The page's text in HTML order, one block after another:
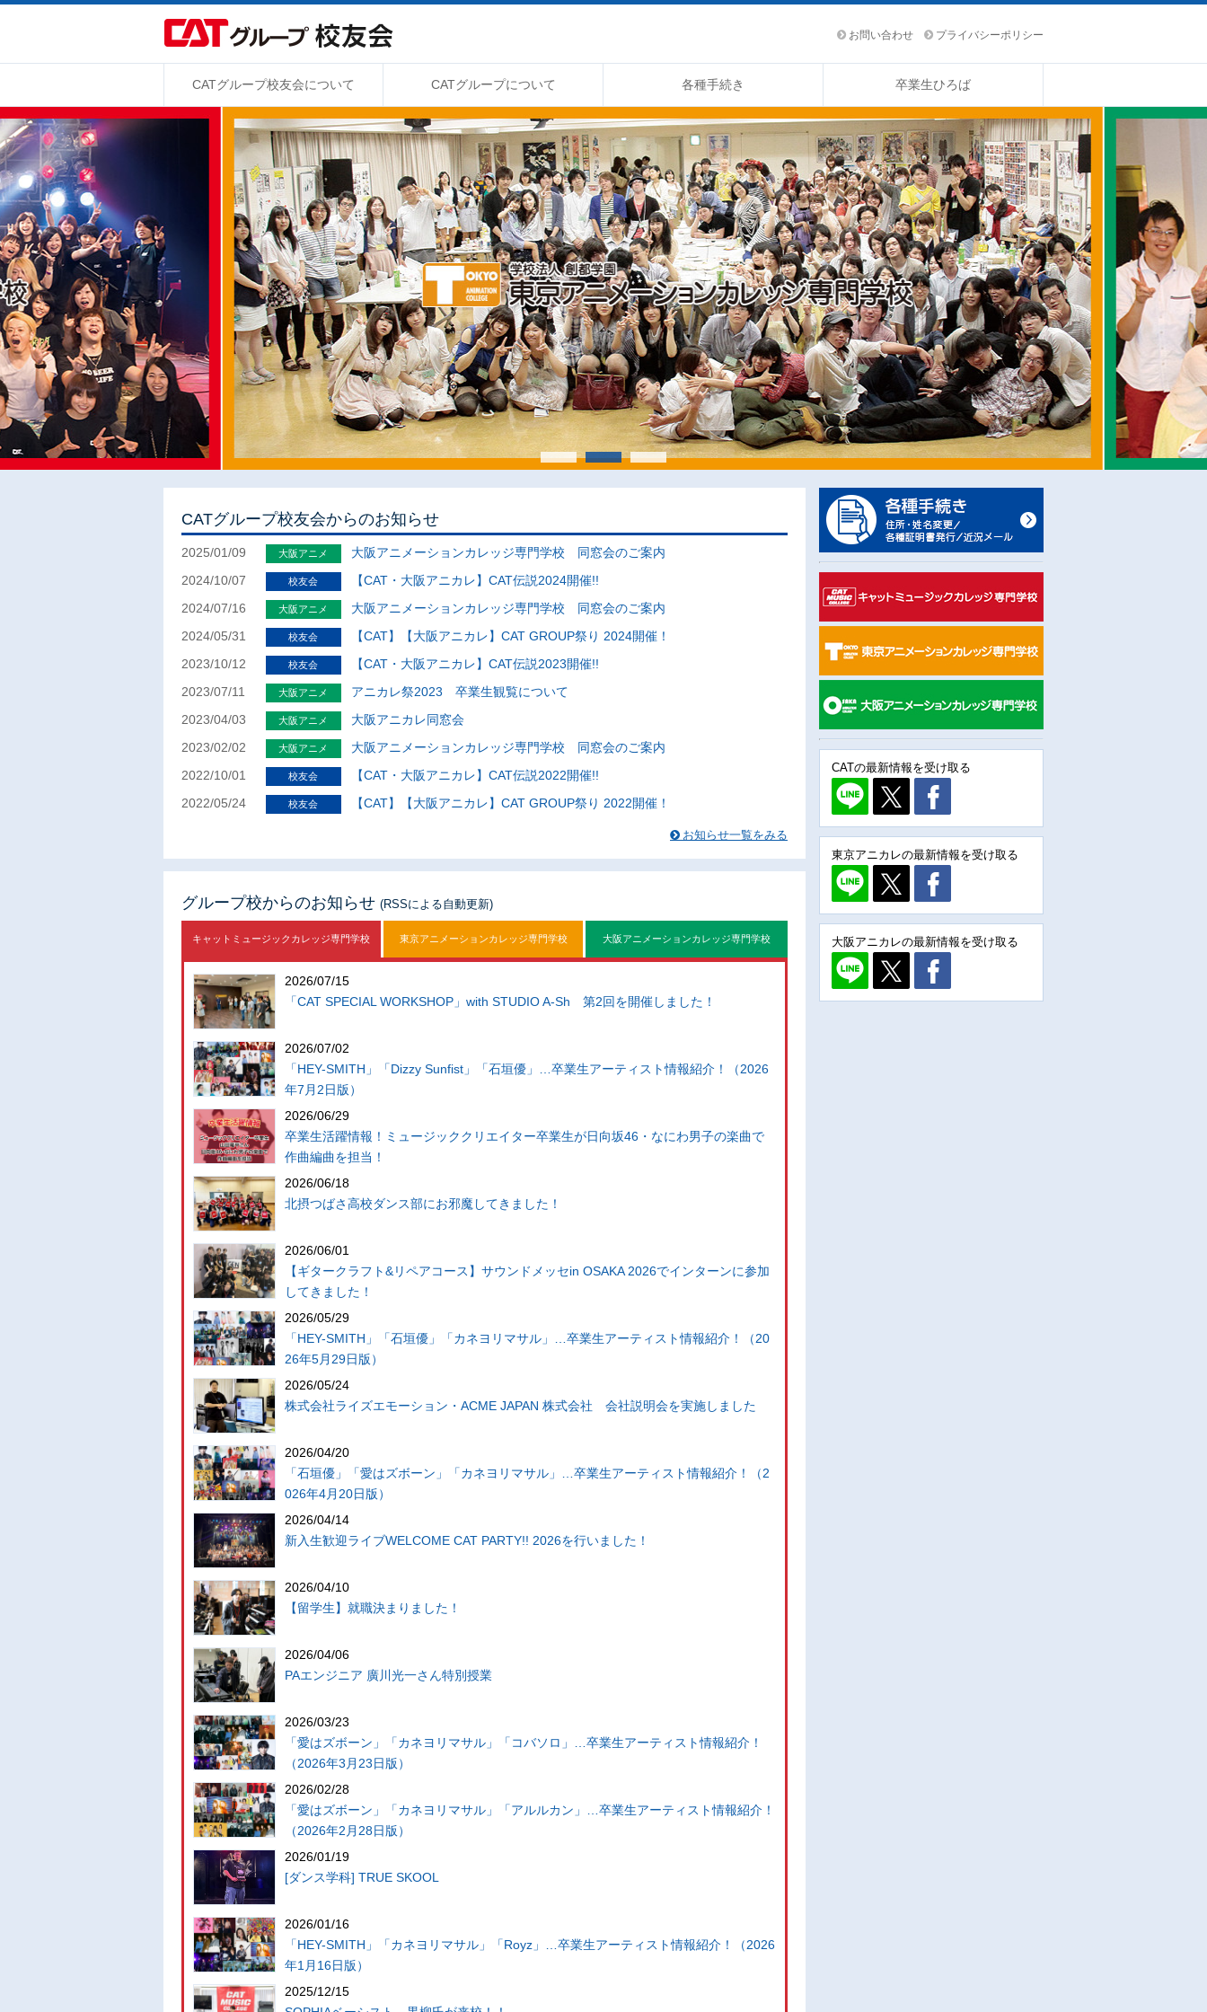
お問い合わせ プライバシーポリシー
CATグループ校友会について CATグループについて 各種手続き 卒業生ひろば
CATグループ校友会からのお知らせ
2025/01/09 大阪アニメ
大阪アニメーションカレッジ専門学校 同窓会のご案内
2024/10/07
校友会
【CAT・大阪アニカレ】CAT伝説2024開催!!
2024/07/16
大阪アニメ
大阪アニメーションカレッジ専門学校 同窓会のご案内
2024/05/31
校友会
【CAT】【大阪アニカレ】CAT GROUP祭り 2024開催！
2023/10/12
校友会
【CAT・大阪アニカレ】CAT伝説2023開催!!
2023/07/11
大阪アニメ
アニカレ祭2023 卒業生観覧について
2023/04/03
大阪アニメ
大阪アニカレ同窓会
2023/02/02
大阪アニメ
大阪アニメーションカレッジ専門学校 同窓会のご案内
2022/10/01
校友会
【CAT・大阪アニカレ】CAT伝説2022開催!!
2022/05/24
校友会 【CAT】【大阪アニカレ】CAT GROUP祭り 2022開催！
お知らせ一覧をみる
グループ校からのお知らせ (RSSによる自動更新)
キャットミュージックカレッジ専門学校 東京アニメーションカレッジ専門学校 大阪アニメーションカレッジ専門学校
2026/07/15
「CAT SPECIAL WORKSHOP」with STUDIO A-Sh 第2回を開催しました！
2026/07/02
「HEY-SMITH」「Dizzy Sunfist」「石垣優」…卒業生アーティスト情報紹介！（2026
年7月2日版）
2026/06/29
卒業生活躍情報！ミュージッククリエイター卒業生が日向坂46・なにわ男子の楽曲で
作曲編曲を担当！
2026/06/18
北摂つばさ高校ダンス部にお邪魔してきました！
2026/06/01
【ギタークラフト&リペアコース】サウンドメッセin OSAKA 2026でインターンに参加
してきました！
2026/05/29
「HEY-SMITH」「石垣優」「カネヨリマサル」…卒業生アーティスト情報紹介！（20
26年5月29日版）
2026/05/24
株式会社ライズエモーション・ACME JAPAN 株式会社 会社説明会を実施しました
2026/04/20
「石垣優」「愛はズボーン」「カネヨリマサル」…卒業生アーティスト情報紹介！（2
026年4月20日版）
2026/04/14
新入生歓迎ライブWELCOME CAT PARTY!! 2026を行いました！
2026/04/10
【留学生】就職決まりました！
2026/04/06
PAエンジニア 廣川光一さん特別授業
2026/03/23
「愛はズボーン」「カネヨリマサル」「コバソロ」…卒業生アーティスト情報紹介！
（2026年3月23日版）
2026/02/28
「愛はズボーン」「カネヨリマサル」「アルルカン」…卒業生アーティスト情報紹介！
（2026年2月28日版）
2026/01/19
[ダンス学科] TRUE SKOOL
2026/01/16
「HEY-SMITH」「カネヨリマサル」「Royz」…卒業生アーティスト情報紹介！（2026
年1月16日版）
2025/12/15
CATの最新情報を受け取る
東京アニカレの最新情報を受け取る
大阪アニカレの最新情報を受け取る